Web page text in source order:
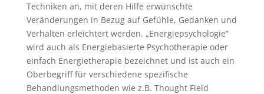
Techniken an, mit deren Hilfe erwünschte
Veränderungen in Bezug auf Gefühle, Gedanken und
Verhalten erleichtert werden. „Energiepsychologie“
wird auch als Energiebasierte Psychotherapie oder
einfach Energietherapie bezeichnet und ist auch ein
Oberbegriff für verschiedene spezifische
Behandlungsmethoden wie z.B. Thought Field